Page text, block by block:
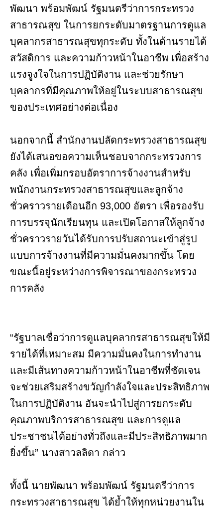
พัฒนา พร้อมพัฒน์ รัฐมนตรีว่าการกระทรวง
สาธารณสุข ในการยกระดับมาตรฐานการดูแล
บุคลากรสาธารณสุขทุกระดับ ทั้งในด้านรายได้
สวัสดิการ และความก้าวหน้าในอาชีพ เพื่อสร้าง
แรงจูงใจในการปฏิบัติงาน และช่วยรักษา
บุคลากรที่มีคุณภาพให้อยู่ในระบบสาธารณสุข
ของประเทศอย่างต่อเนื่อง
นอกจากนี้ สำนักงานปลัดกระทรวงสาธารณสุข
ยังได้เสนอขอความเห็นชอบจากกระทรวงการ
คลัง เพื่อเพิ่มกรอบอัตราการจ้างงานสำหรับ
พนักงานกระทรวงสาธารณสุขและลูกจ้าง
ชั่วคราวรายเดือนอีก 93,000 อัตรา เพื่อรองรับ
การบรรจุนักเรียนทุน และเปิดโอกาสให้ลูกจ้าง
ชั่วคราวรายวันได้รับการปรับสถานะเข้าสู่รูป
แบบการจ้างงานที่มีความมั่นคงมากขึ้น โดย
ขณะนี้อยู่ระหว่างการพิจารณาของกระทรวง
การคลัง
“รัฐบาลเชื่อว่าการดูแลบุคลากรสาธารณสุขให้มี
รายได้ที่เหมาะสม มีความมั่นคงในการทำงาน
และมีเส้นทางความก้าวหน้าในอาชีพที่ชัดเจน
จะช่วยเสริมสร้างขวัญกำลังใจและประสิทธิภาพ
ในการปฏิบัติงาน อันจะนำไปสู่การยกระดับ
คุณภาพบริการสาธารณสุข และการดูแล
ประชาชนได้อย่างทั่วถึงและมีประสิทธิภาพมาก
ยิ่งขึ้น” นางสาวลลิดา กล่าว
ทั้งนี้ นายพัฒนา พร้อมพัฒน์ รัฐมนตรีว่าการ
กระทรวงสาธารณสุข ได้ย้ำให้ทุกหน่วยงานใน